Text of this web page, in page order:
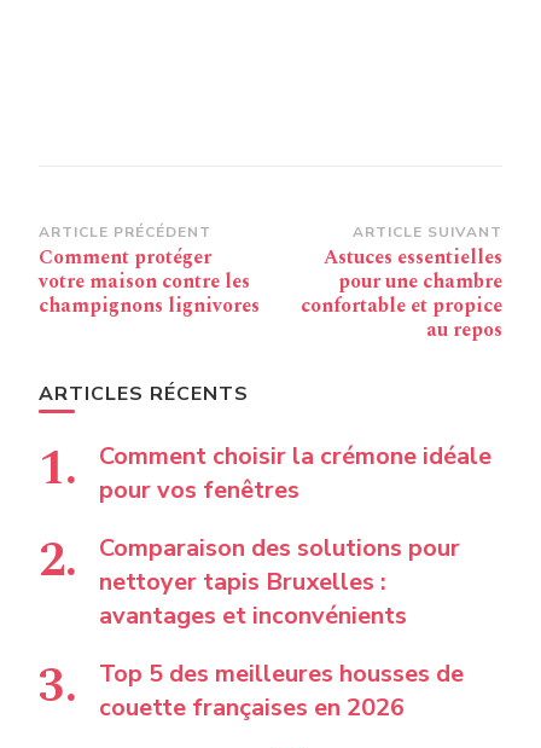
Navigation
d’article
ARTICLE PRÉCÉDENT
Comment protéger
votre maison contre les
champignons lignivores
ARTICLE SUIVANT
Astuces essentielles
pour une chambre
confortable et propice
au repos
ARTICLES RÉCENTS
Comment choisir la crémone idéale
pour vos fenêtres
Comparaison des solutions pour
nettoyer tapis Bruxelles :
avantages et inconvénients
Top 5 des meilleures housses de
couette françaises en 2026